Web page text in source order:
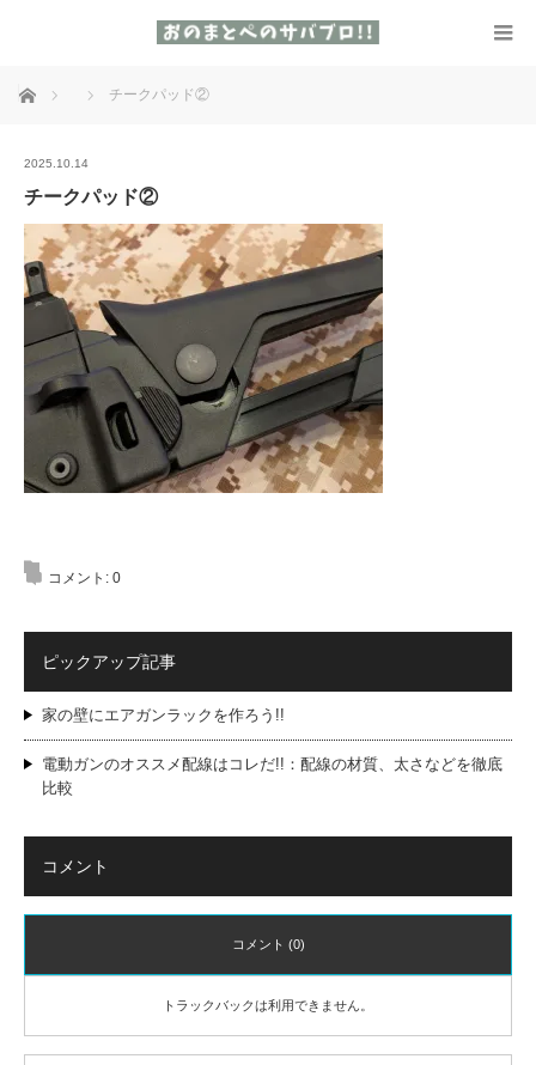
ホーム チークパッド②
2025.10.14
チークパッド②
コメント: 0
ピックアップ記事
家の壁にエアガンラックを作ろう!!
電動ガンのオススメ配線はコレだ!!：配線の材質、太さなどを徹底
比較
コメント
コメント (0)
トラックバックは利用できません。